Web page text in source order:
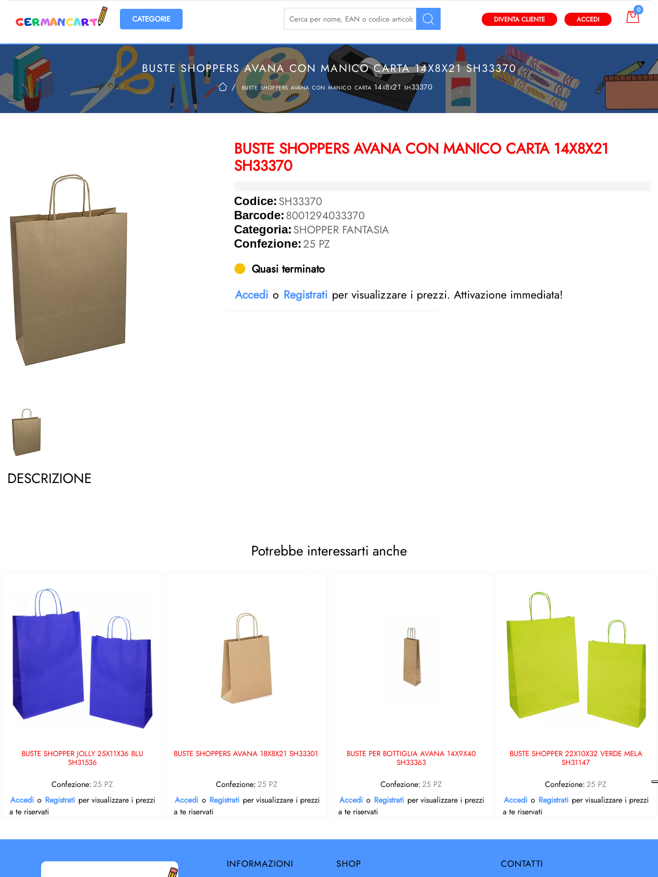
Open menu La modifica di un filtro aggiorna automaticamente gli altri filtri disponibili.
DIVENTA CLIENTE ACCEDI
0
BUSTE SHOPPERS AVANA CON MANICO CARTA 14X8X21 SH33370
buste shoppers avana con manico carta 14x8x21 sh33370
BUSTE SHOPPERS AVANA CON MANICO CARTA 14X8X21
SH33370
Codice: SH33370
Barcode: 8001294033370
Categoria: SHOPPER FANTASIA
Confezione:25 PZ
Quasi terminato
Accedi o Registrati per visualizzare i prezzi. Attivazione immediata!
DESCRIZIONE
Potrebbe interessarti anche
BUSTE SHOPPER JOLLY 25X11X36 BLU
SH31536
Confezione:25 PZ
Accedi o Registrati per visualizzare i prezzi
a te riservati
BUSTE SHOPPERS AVANA 18X8X21 SH33301
Confezione:25 PZ
Accedi o Registrati per visualizzare i prezzi
a te riservati
BUSTE PER BOTTIGLIA AVANA 14X9X40
SH33363
Confezione:25 PZ
Accedi o Registrati per visualizzare i prezzi
a te riservati
BUSTE SHOPPER 22X10X32 VERDE MELA
SH31147
Confezione:25 PZ
Accedi o Registrati per visualizzare i prezzi
a te riservati
INFORMAZIONI SHOP CONTATTI